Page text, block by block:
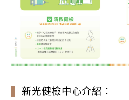
新光健檢中心介紹：